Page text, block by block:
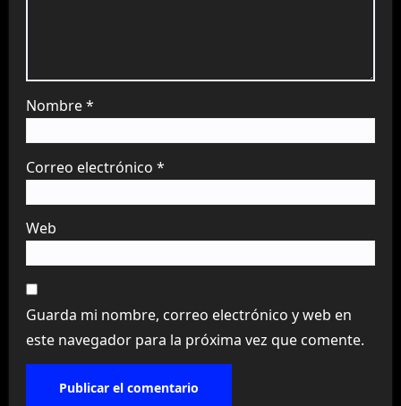
Nombre*
Correo electrónico *
Web
Guarda mi nombre, correo electrónico y web en
este navegador para la próxima vez que comente.